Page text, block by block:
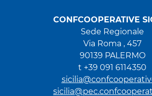
CONFCOOPERATIVE
Sede Regionale
Via Roma , 457
90139 PALERMO
t +39 091 6114350